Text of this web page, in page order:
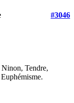
#3046
Ninon, Tendre,